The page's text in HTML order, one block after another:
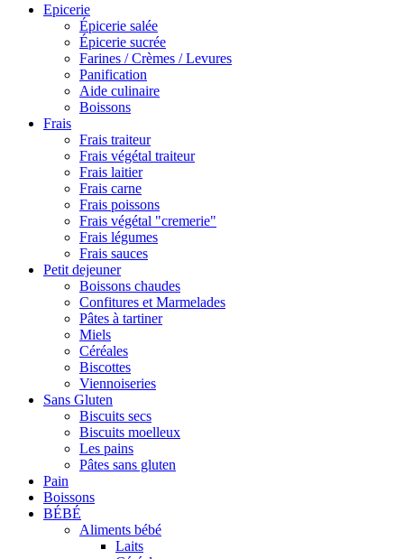
Epicerie
Épicerie salée
Épicerie sucrée
Farines / Crèmes / Levures
Panification
Aide culinaire
Boissons
Frais
Frais traiteur
Frais végétal traiteur
Frais laitier
Frais carne
Frais poissons
Frais végétal "cremerie"
Frais légumes
Frais sauces
Petit dejeuner
Boissons chaudes
Confitures et Marmelades
Pâtes à tartiner
Miels
Céréales
Biscottes
Viennoiseries
Sans Gluten
Biscuits secs
Biscuits moelleux
Les pains
Pâtes sans gluten
Pain
Boissons
BÉBÉ
Aliments bébé
Laits